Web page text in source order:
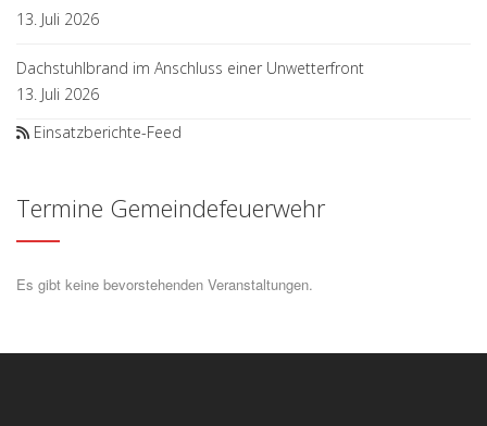
13. Juli 2026
Dachstuhlbrand im Anschluss einer Unwetterfront
13. Juli 2026
Einsatzberichte-Feed
Termine Gemeindefeuerwehr
Es gibt keine bevorstehenden Veranstaltungen.